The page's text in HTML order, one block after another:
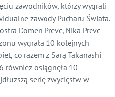
zawodników, którzy wygrali
zawody Pucharu Świata.
Domen Prevc, Nika Prevc
wygrała 10 kolejnych
co razem z Sarą Takanashi
również osiągnęła 10
serię zwycięstw w